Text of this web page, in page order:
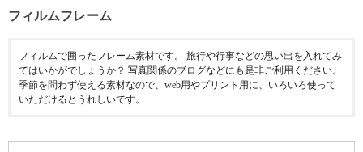
フィルムフレーム
フィルムで囲ったフレーム素材です。 旅行や行事などの思い出を入れてみ
てはいかがでしょうか？ 写真関係のブログなどにも是非ご利用ください。
季節を問わず使える素材なので、web用やプリント用に、いろいろ使って
いただけるとうれしいです。